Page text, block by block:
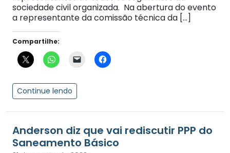
sociedade civil organizada. Na abertura do evento
a representante da comissão técnica da […]
Compartilhe:
Continue lendo
Anderson diz que vai rediscutir PPP do
Saneamento Básico